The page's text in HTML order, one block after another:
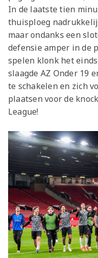
In de laatste tien
thuisploeg
maar ondanks een
defensie amper in de
spelen klonk het
slaagde AZ Onder 19
te schakelen en zich
plaatsen voor de
League!